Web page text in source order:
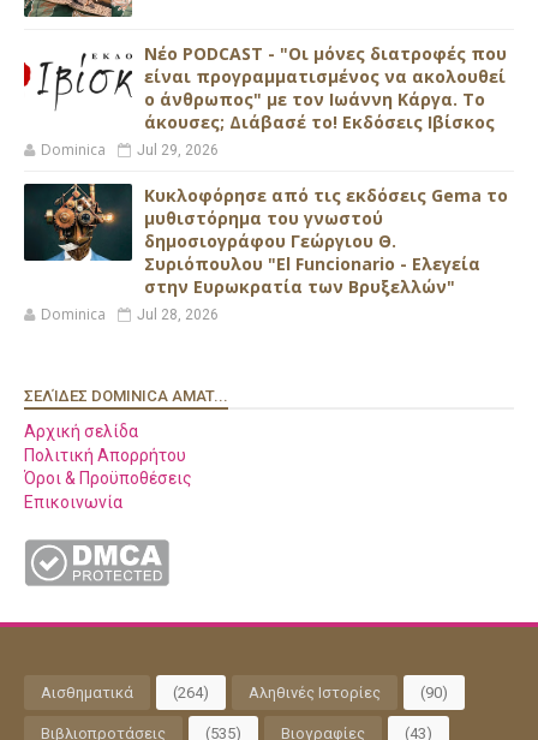
Νέο PODCAST - "Οι μόνες διατροφές που
είναι προγραμματισμένος να ακολουθεί
ο άνθρωπος" με τον Ιωάννη Κάργα. Το
άκουσες; Διάβασέ το! Εκδόσεις Ιβίσκος
Dominica Jul 29, 2026
Κυκλοφόρησε από τις εκδόσεις Gema το
μυθιστόρημα του γνωστού
δημοσιογράφου Γεώργιου Θ.
Συριόπουλου "El Funcionario - Ελεγεία
στην Ευρωκρατία των Βρυξελλών"
Dominica Jul 28, 2026
ΣΕΛΊΔΕΣ DOMINICA AMAT...
Αρχική σελίδα
Πολιτική Απορρήτου
Όροι & Προϋποθέσεις
Επικοινωνία
Αισθηματικά (264) Αληθινές Ιστορίες (90)
Βιβλιοπροτάσεις (535) Βιογραφίες (43)